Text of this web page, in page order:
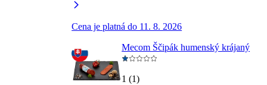
Cena je platná do 11. 8. 2026
Mecom Ščipák humenský krájaný
1 (1)